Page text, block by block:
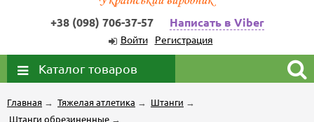
+38 (098) 706-37-57 Написать в Viber
Войти Регистрация
Каталог товаров
Главная → Тяжелая атлетика → Штанги →
Штанги обрезиненные →